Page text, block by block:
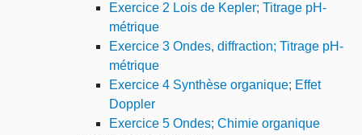
Exercice 2 Lois de Kepler; Titrage pH-
métrique
Exercice 3 Ondes, diffraction; Titrage pH-
métrique
Exercice 4 Synthèse organique; Effet
Doppler
Exercice 5 Ondes; Chimie organique